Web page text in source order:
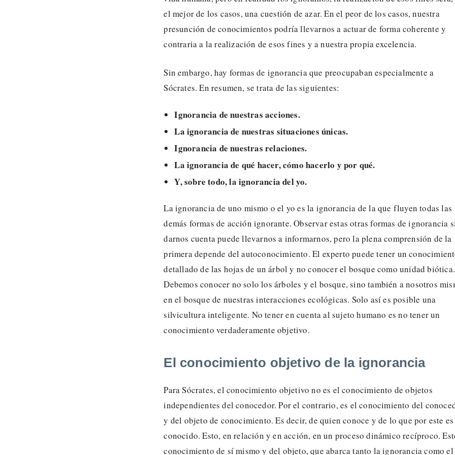
el mejor de los casos, una cuestión de azar. En el peor de los casos, nuestra
presunción de conocimientos podría llevarnos a actuar de forma coherente y
contraria a la realización de esos fines y a nuestra propia excelencia.
Sin embargo, hay formas de ignorancia que preocupaban especialmente a
Sócrates. En resumen, se trata de las siguientes:
Ignorancia de nuestras acciones.
La ignorancia de nuestras situaciones únicas.
Ignorancia de nuestras relaciones.
La ignorancia de qué hacer, cómo hacerlo y por qué.
Y, sobre todo, la ignorancia del yo.
La ignorancia de uno mismo o el yo es la ignorancia de la que fluyen todas las
demás formas de acción ignorante. Observar estas otras formas de ignorancia
darnos cuenta puede llevarnos a informarnos, pero la plena comprensión de la
primera depende del autoconocimiento. El experto puede tener un
detallado de las hojas de un árbol y no conocer el bosque como unidad biótica.
Debemos conocer no solo los árboles y el bosque, sino también a nosotros
en el bosque de nuestras interacciones ecológicas. Solo así es posible una
silvicultura inteligente. No tener en cuenta al sujeto humano es no tener un
conocimiento verdaderamente objetivo.
El conocimiento objetivo de la ignorancia
Para Sócrates, el conocimiento objetivo no es el conocimiento de objetos
independientes del conocedor. Por el contrario, es el conocimiento del
y del objeto de conocimiento. Es decir, de quien conoce y de lo que por este es
conocido. Esto, en relación y en acción, en un proceso dinámico recíproco.
conocimiento de sí mismo y del objeto, que abarca tanto la ignorancia como el